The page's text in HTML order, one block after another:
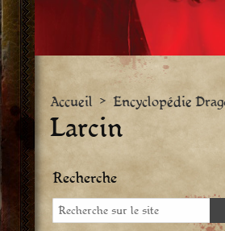
Accueil >Encyclopédie
Larcin
Recherche
Recherche